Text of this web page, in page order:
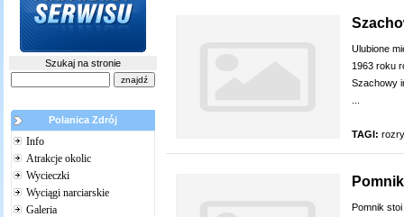
Szukaj na stronie
Polanica Zdrój
Info
Atrakcje okolic
Wycieczki
Wyciągi narciarskie
Galeria
Ulubione
1963 roku
Szachowy
TAGI:
Pomnik